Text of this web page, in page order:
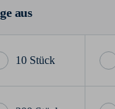
aus
10 Stück